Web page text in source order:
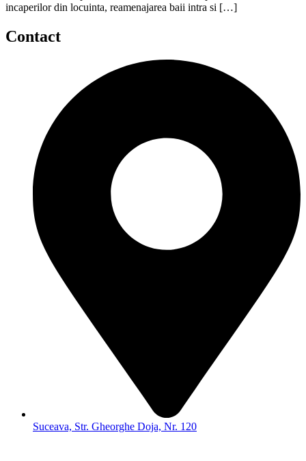
incaperilor din locuinta, reamenajarea baii intra si […]
Contact
Suceava, Str. Gheorghe Doja, Nr. 120